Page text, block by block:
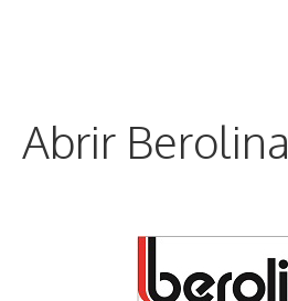
Abrir Berolina